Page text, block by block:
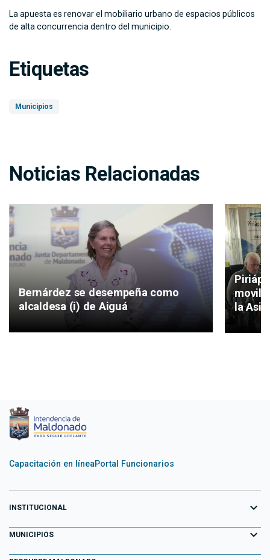
La apuesta es renovar el mobiliario urbano de espacios públicos
de alta concurrencia dentro del municipio.
Etiquetas
Municipios
Noticias Relacionadas
Bernárdez se desempeña como
alcaldesa (i) de Aiguá
la
Capacitación en líneaPortal Funcionarios
INSTITUCIONAL expand_more
Equipo de Gobierno
Primeros 100 días
MUNICIPIOS expand_more